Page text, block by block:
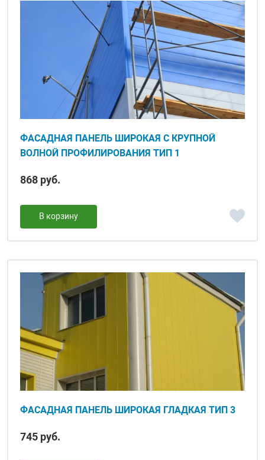
ФАСАДНАЯ ПАНЕЛЬ ШИРОКАЯ С КРУПНОЙ
ВОЛНОЙ ПРОФИЛИРОВАНИЯ ТИП 1
868 руб.
В корзину
ФАСАДНАЯ ПАНЕЛЬ ШИРОКАЯ ГЛАДКАЯ ТИП 3
745 руб.